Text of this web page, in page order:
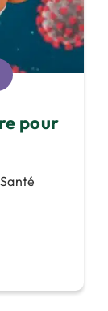
pour